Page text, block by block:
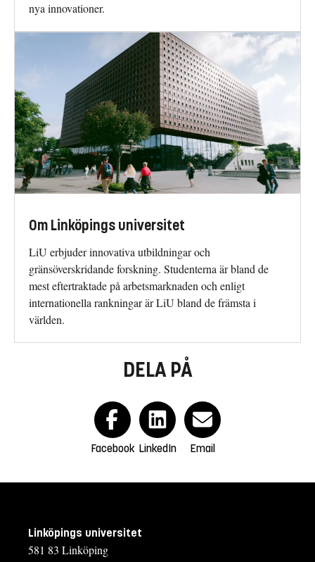
nya innovationer.
Om Linköpings universitet
LiU erbjuder innovativa utbildningar och
gränsöverskridande forskning. Studenterna är bland de
mest eftertraktade på arbetsmarknaden och enligt
internationella rankningar är LiU bland de främsta i
världen.
DELA PÅ
Facebook LinkedIn Email
Linköpings universitet
581 83 Linköping